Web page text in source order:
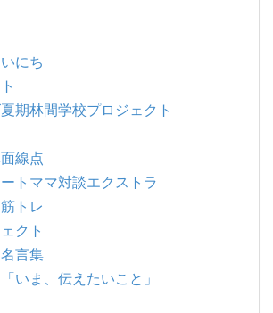
にち
期林間学校プロジェクト
線点
トママ対談エクストラ
トレ
クト
言集
いま、伝えたいこと」